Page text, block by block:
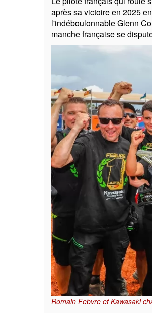
après sa victoire en 2025
l'indéboulonnable Glenn
manche française se
Romain Febvre et Kawasaki